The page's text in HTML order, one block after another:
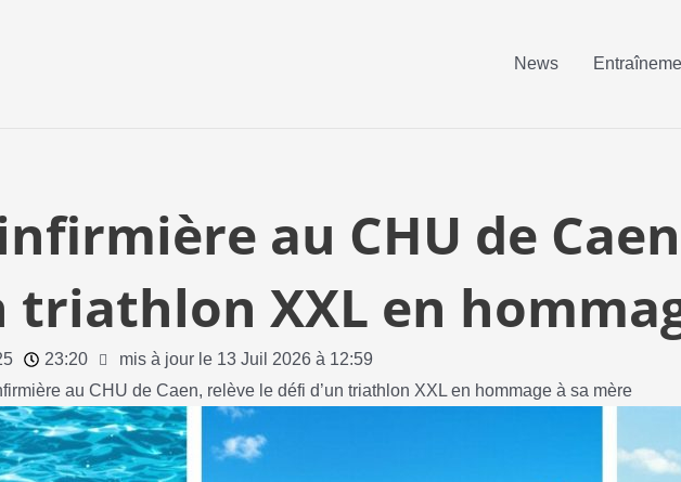
News
au CHU de
triathlon XXL en
23:20
mis à jour le 13 Juil 2026 à 12:59
au CHU de Caen, relève le défi d’un triathlon XXL en hommage à sa mère